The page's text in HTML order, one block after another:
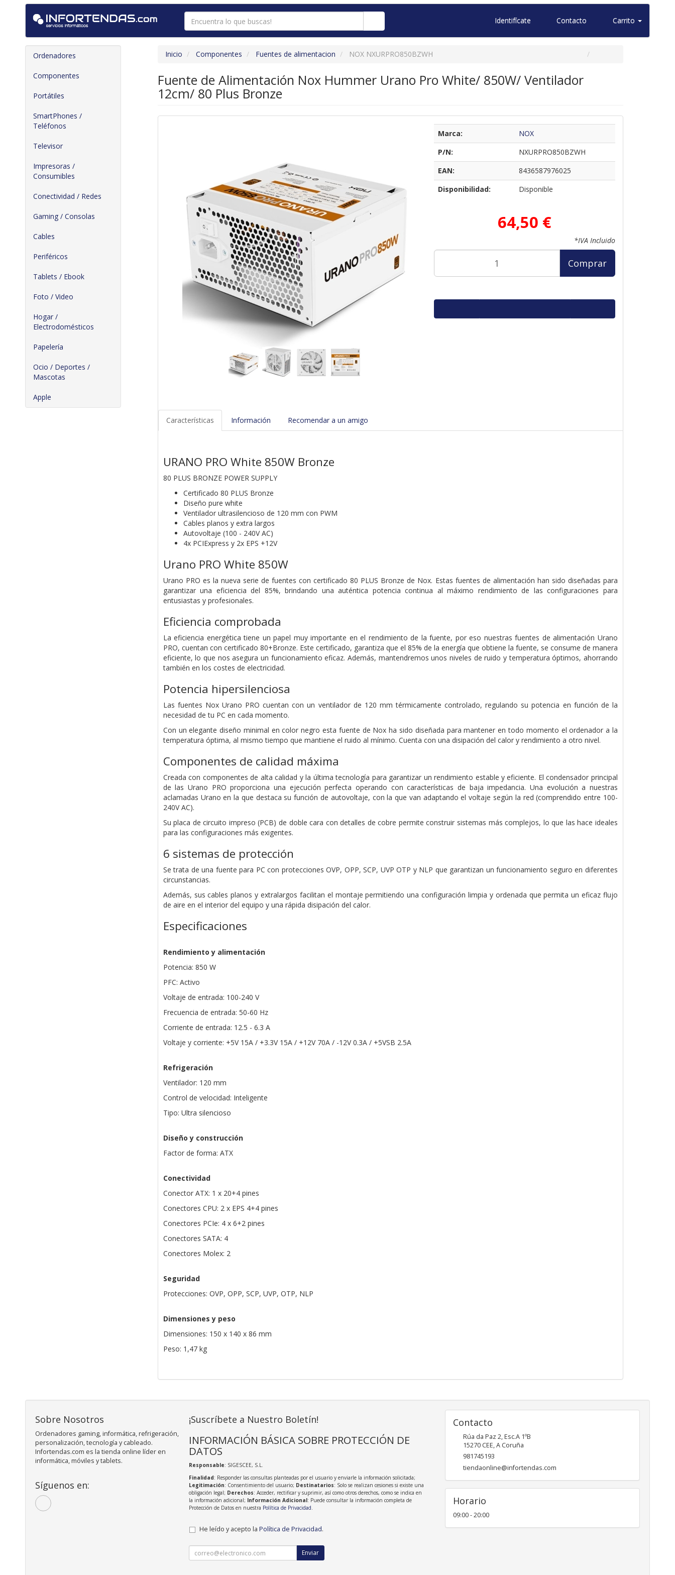
Identifícate Contacto Carrito
Ordenadores
Componentes
Portátiles
SmartPhones /
Teléfonos
Televisor
Impresoras /
Consumibles
Conectividad / Redes
Gaming / Consolas
Cables
Periféricos
Tablets / Ebook
Foto / Video
Hogar /
Electrodomésticos
Papelería
Ocio / Deportes /
Mascotas
Apple
Inicio Componentes Fuentes de alimentacion NOX NXURPRO850BZWH
Fuente de Alimentación Nox Hummer Urano Pro White/ 850W/ Ventilador
12cm/ 80 Plus Bronze
Marca:
NOX
P/N:
NXURPRO850BZWH
EAN:
8436587976025
Disponibilidad:
Disponible
64,50 €
*IVA Incluido
Comprar
Características Información Recomendar a un amigo
URANO PRO White 850W Bronze
80 PLUS BRONZE POWER SUPPLY
Certificado 80 PLUS Bronze
Diseño pure white
Ventilador ultrasilencioso de 120 mm con PWM
Cables planos y extra largos
Autovoltaje (100 - 240V AC)
4x PCIExpress y 2x EPS +12V
Urano PRO White 850W
Urano PRO es la nueva serie de fuentes con certificado 80 PLUS Bronze de Nox. Estas fuentes de alimentación han sido diseñadas para
garantizar una eficiencia del 85%, brindando una auténtica potencia continua al máximo rendimiento de las configuraciones para
entusiastas y profesionales.
Eficiencia comprobada
La eficiencia energética tiene un papel muy importante en el rendimiento de la fuente, por eso nuestras fuentes de alimentación Urano
PRO, cuentan con certificado 80+Bronze. Este certificado, garantiza que el 85% de la energía que obtiene la fuente, se consume de manera
eficiente, lo que nos asegura un funcionamiento eficaz. Además, mantendremos unos niveles de ruido y temperatura óptimos, ahorrando
también en los costes de electricidad.
Potencia hipersilenciosa
Las fuentes Nox Urano PRO cuentan con un ventilador de 120 mm térmicamente controlado, regulando su potencia en función de la
necesidad de tu PC en cada momento.
Con un elegante diseño minimal en color negro esta fuente de Nox ha sido diseñada para mantener en todo momento el ordenador a la
temperatura óptima, al mismo tiempo que mantiene el ruido al mínimo. Cuenta con una disipación del calor y rendimiento a otro nivel.
Componentes de calidad máxima
Creada con componentes de alta calidad y la última tecnología para garantizar un rendimiento estable y eficiente. El condensador principal
de las Urano PRO proporciona una ejecución perfecta operando con características de baja impedancia. Una evolución a nuestras
aclamadas Urano en la que destaca su función de autovoltaje, con la que van adaptando el voltaje según la red (comprendido entre 100-
240V AC).
Su placa de circuito impreso (PCB) de doble cara con detalles de cobre permite construir sistemas más complejos, lo que las hace ideales
para las configuraciones más exigentes.
6 sistemas de protección
Se trata de una fuente para PC con protecciones OVP, OPP, SCP, UVP OTP y NLP que garantizan un funcionamiento seguro en diferentes
circunstancias.
Además, sus cables planos y extralargos facilitan el montaje permitiendo una configuración limpia y ordenada que permita un eficaz flujo
de aire en el interior del equipo y una rápida disipación del calor.
Especificaciones
Rendimiento y alimentación
Potencia: 850 W
PFC: Activo
Voltaje de entrada: 100-240 V
Frecuencia de entrada: 50-60 Hz
Corriente de entrada: 12.5 - 6.3 A
Voltaje y corriente: +5V 15A / +3.3V 15A / +12V 70A / -12V 0.3A / +5VSB 2.5A
Refrigeración
Ventilador: 120 mm
Control de velocidad: Inteligente
Tipo: Ultra silencioso
Diseño y construcción
Factor de forma: ATX
Conectividad
Conector ATX: 1 x 20+4 pines
Conectores CPU: 2 x EPS 4+4 pines
Conectores PCIe: 4 x 6+2 pines
Conectores SATA: 4
Conectores Molex: 2
Seguridad
Protecciones: OVP, OPP, SCP, UVP, OTP, NLP
Dimensiones y peso
Dimensiones: 150 x 140 x 86 mm
Peso: 1,47 kg
Sobre Nosotros
Ordenadores gaming, informática, refrigeración,
personalización, tecnología y cableado.
Infortendas.com es la tienda online líder en
informática, móviles y tablets.
Síguenos en:
¡Suscríbete a Nuestro Boletín!
INFORMACIÓN BÁSICA SOBRE PROTECCIÓN DE
DATOS
Responsable: SIGESCEE, S.L.
Finalidad: Responder las consultas planteadas por el usuario y enviarle la información solicitada;
Legitimación: Consentimiento del usuario; Destinatarios: Solo se realizan cesiones si existe una
obligación legal; Derechos: Acceder, rectificar y suprimir, así como otros derechos, como se indica en
la información adicional; Información Adicional: Puede consultar la información completa de
Protección de Datos en nuestra Política de Privacidad.
He leído y acepto la Política de Privacidad.
Enviar
Contacto
Rúa da Paz 2, Esc.A 1ºB
15270 CEE,A Coruña
981745193
tiendaonline@infortendas.com
Horario
09:00 - 20:00